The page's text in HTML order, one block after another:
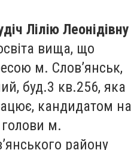
Лілію Леонідівну
вища, що
м. Слов’янськ,
буд.3 кв.256, яка
кандидатом на
голови м.
району